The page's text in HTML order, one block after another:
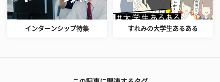
インターンシップ特集 すれみの大学生あるある